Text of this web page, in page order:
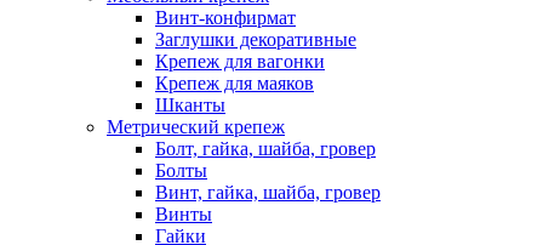
Винт-конфирмат
Заглушки декоративные
Крепеж для вагонки
Крепеж для маяков
Шканты
Метрический крепеж
Болт, гайка, шайба, гровер
Болты
Винт, гайка, шайба, гровер
Винты
Гайки